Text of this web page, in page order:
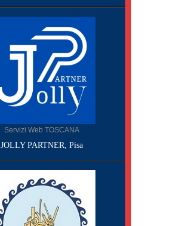
Servizi Web TOSCANA
JOLLY PARTNER, Pisa